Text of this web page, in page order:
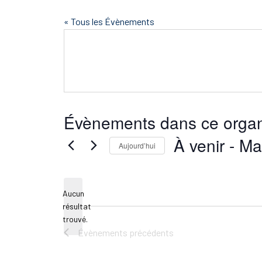
« Tous les Évènements
Évènements dans ce
Notice
Aucun
résultat
trouvé.
Aujourd’hui À venir -
Évènements précédents